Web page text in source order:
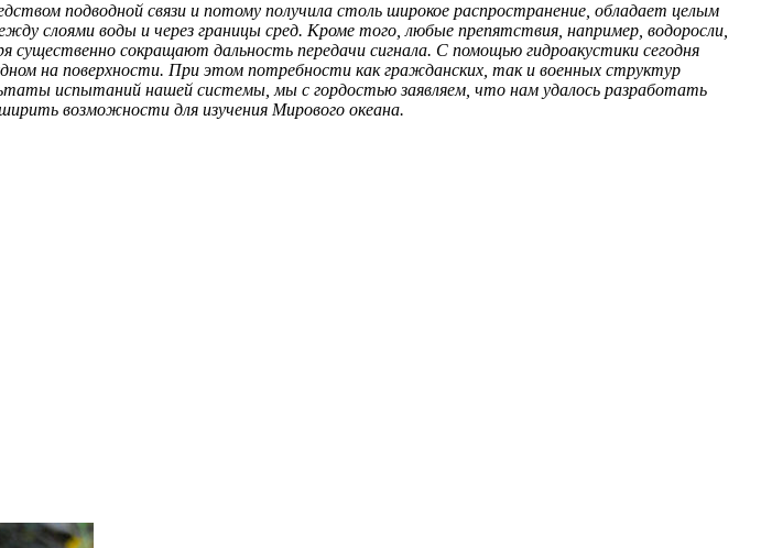
подводной связи и потому получила столь широкое распространение, обладает целым
слоями воды и через границы сред. Кроме того, любые препятствия, например, водоросли,
сокращают дальность передачи сигнала. С помощью гидроакустики сегодня
на поверхности. При этом потребности как гражданских, так и военных структур
испытаний нашей системы, мы с гордостью заявляем, что нам удалось разработать
возможности для изучения Мирового океана.